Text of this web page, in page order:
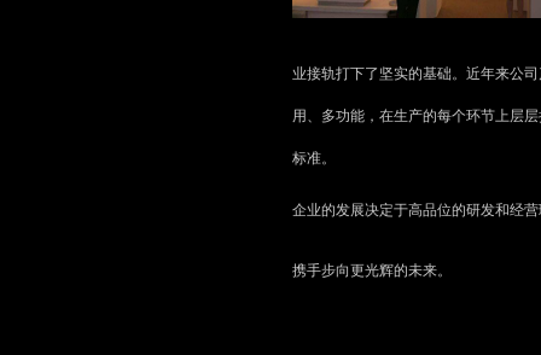
业接轨打下了坚实的基础。近年来公
用、多功能，在生产的每个环节上层
标准。
企业的发展决定于高品位的研发和经
携手步向更光辉的未来。